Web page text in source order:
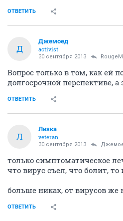
ОТВЕТИТЬ
Д
Джемоед
activist
30 сентября 2013 RougeM
Вопрос только в том, как ей
долгосрочной перспективе, а
ОТВЕТИТЬ
Л
Лиsка
veteran
30 сентября 2013
только симптоматическое
что вирус съел, что болит, то
больше никак, от вирусов же
ОТВЕТИТЬ